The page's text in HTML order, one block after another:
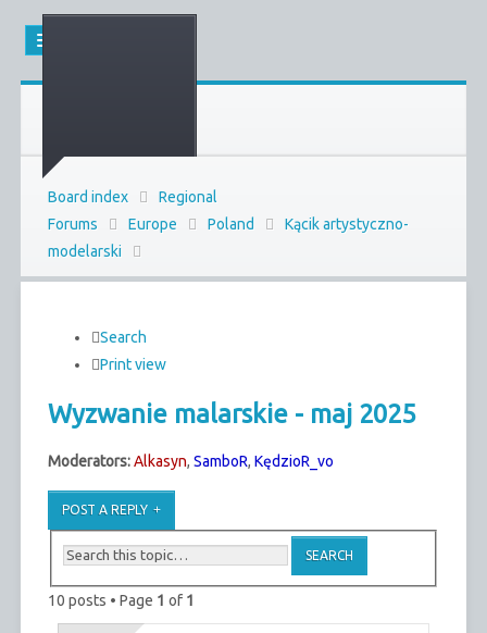
Board index
Regional
Forums
Europe Poland
Kącik artystyczno-
modelarski
Search
Print view
Wyzwanie malarskie - maj 2025
Moderators: Alkasyn, SamboR, KędzioR_vo
POST A REPLY
10 posts • Page 1 of 1